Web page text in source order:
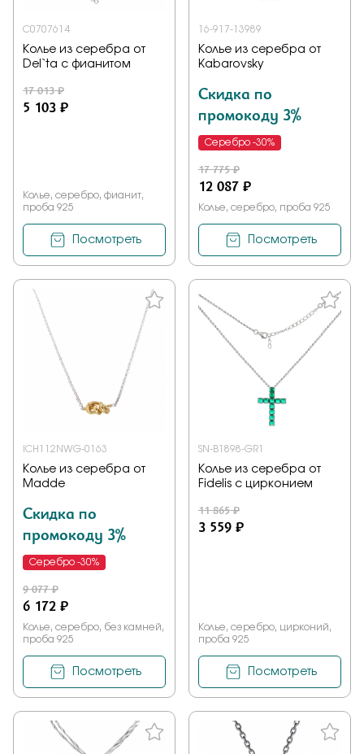
С0707614
Колье из серебра от
Del`ta с фианитом
17 013 ₽
5 103 ₽
Колье, серебро, фианит,
проба 925
Посмотреть
16-917-13989
Колье из серебра от
Kabarovsky
Скидка по
промокоду 3%
Серебро -30%
17 775 ₽
12 087 ₽
Колье, серебро, проба 925
Посмотреть
ICH112NWG-0163
Колье из серебра от
Madde
Скидка по
промокоду 3%
Серебро -30%
9 077 ₽
6 172 ₽
Колье, серебро, без камней,
проба 925
Посмотреть
SN-B1898-GR1
Колье из серебра от
Fidelis с цирконием
11 865 ₽
3 559 ₽
Колье, серебро, цирконий,
проба 925
Посмотреть